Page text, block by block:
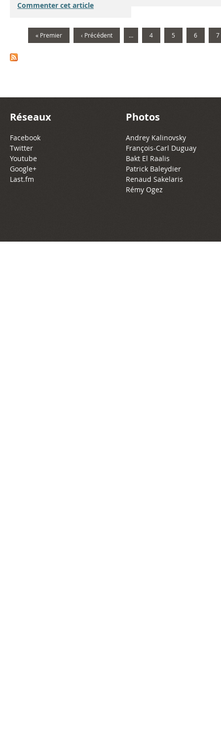
Commenter cet article
« Premier ‹ Précédent … 4 5 6 7
Réseaux
Facebook
Twitter
Youtube
Google+
Last.fm
Photos
Andrey Kalinovsky
François-Carl Duguay
Bakt El Raalis
Patrick Baleydier
Renaud Sakelaris
Rémy Ogez